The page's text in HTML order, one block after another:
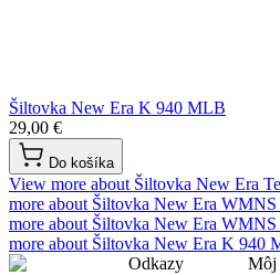
Šiltovka New Era K 940 MLB
29,00 €
Do košíka
View more about Šiltovka New Era
more about Šiltovka New Era
more about Šiltovka New Era
more about Šiltovka New Era K 940
Odkazy
Môj